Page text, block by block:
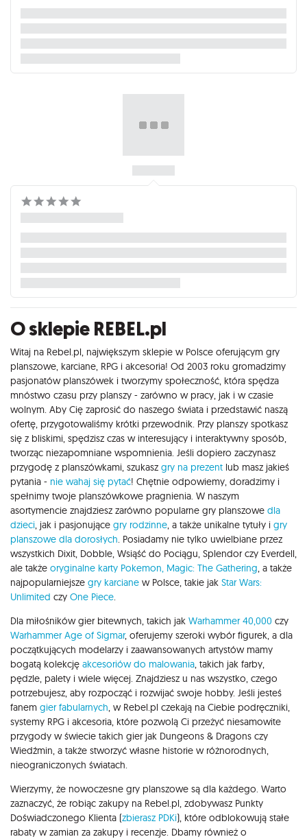
O sklepie REBEL.pl
Witaj na Rebel.pl, największym sklepie w Polsce oferującym gry
planszowe, karciane, RPG i akcesoria! Od 2003 roku gromadzimy
pasjonatów planszówek i tworzymy społeczność, która spędza
mnóstwo czasu przy planszy - zarówno w pracy, jak i w czasie
wolnym. Aby Cię zaprosić do naszego świata i przedstawić naszą
ofertę, przygotowaliśmy krótki przewodnik. Przy planszy spotkasz
się z bliskimi, spędzisz czas w interesujący i interaktywny sposób,
tworząc niezapomniane wspomnienia. Jeśli dopiero zaczynasz
przygodę z planszówkami, szukasz gry na prezent lub masz jakieś
pytania - nie wahaj się pytać! Chętnie odpowiemy, doradzimy i
spełnimy twoje planszówkowe pragnienia. W naszym
asortymencie znajdziesz zarówno popularne gry planszowe dla
dzieci, jak i pasjonujące gry rodzinne, a także unikalne tytuły i gry
planszowe dla dorosłych. Posiadamy nie tylko uwielbiane przez
wszystkich Dixit, Dobble, Wsiąść do Pociągu, Splendor czy Everdell,
ale także oryginalne karty Pokemon, Magic: The Gathering, a także
najpopularniejsze gry karciane w Polsce, takie jak Star Wars:
Unlimited czy One Piece.
Dla miłośników gier bitewnych, takich jak Warhammer 40,000 czy
Warhammer Age of Sigmar, oferujemy szeroki wybór figurek, a dla
początkujących modelarzy i zaawansowanych artystów mamy
bogatą kolekcję akcesoriów do malowania, takich jak farby,
pędzle, palety i wiele więcej. Znajdziesz u nas wszystko, czego
potrzebujesz, aby rozpocząć i rozwijać swoje hobby. Jeśli jesteś
fanem gier fabularnych, w Rebel.pl czekają na Ciebie podręczniki,
systemy RPG i akcesoria, które pozwolą Ci przeżyć niesamowite
przygody w świecie takich gier jak Dungeons & Dragons czy
Wiedźmin, a także stworzyć własne historie w różnorodnych,
nieograniczonych światach.
Wierzymy, że nowoczesne gry planszowe są dla każdego. Warto
zaznaczyć, że robiąc zakupy na Rebel.pl, zdobywasz Punkty
Doświadczonego Klienta (zbierasz PDKi), które odblokowują stałe
rabaty w zamian za zakupy i recenzje. Dbamy również o